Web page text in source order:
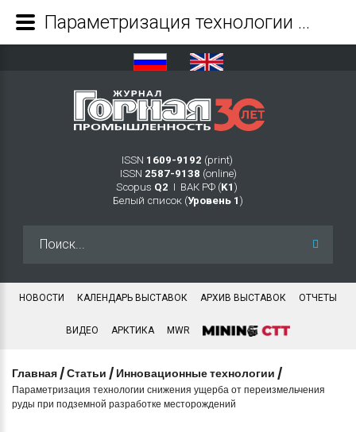
ISSN 1609-9192 (print)
ISSN 2587-9138 (online)
Scopus Q2 Ι ВАК РФ (K1 )
Белый список (Уровень 1 )
НОВОСТИ КАЛЕНДАРЬ ВЫСТАВОК АРХИВ ВЫСТАВОК ОТЧЕТЫ
ВИДЕО АРКТИКА MWR
Главная /Статьи / Инновационные технологии /
Параметризация технологии снижения ущерба от переизмельчения
руды при подземной разработке месторождений
Параметризация технологии снижения ущерба от переизмельчения руды при подземной разработке месторождений - Журнал Горная промышленность